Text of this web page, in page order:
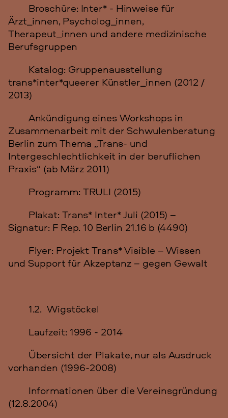
Broschüre: Inter* - Hinweise für
Ärzt_innen, Psycholog_innen,
Therapeut_innen und andere medizinische
Berufsgruppen
Katalog: Gruppenausstellung
trans*inter*queerer Künstler_innen (2012 /
2013)
Ankündigung eines Workshops in
Zusammenarbeit mit der Schwulenberatung
Berlin zum Thema „Trans- und
Intergeschlechtlichkeit in der beruflichen
Praxis“ (ab März 2011)
Programm: TRULI (2015)
Plakat: Trans* Inter* Juli (2015) –
Signatur: F Rep. 10 Berlin 21.16 b (4490)
Flyer: Projekt Trans* Visible – Wissen
und Support für Akzeptanz – gegen Gewalt
1.2. Wigstöckel
Laufzeit: 1996 - 2014
Übersicht der Plakate, nur als Ausdruck
vorhanden (1996-2008)
Informationen über die Vereinsgründung
(12.8.2004)